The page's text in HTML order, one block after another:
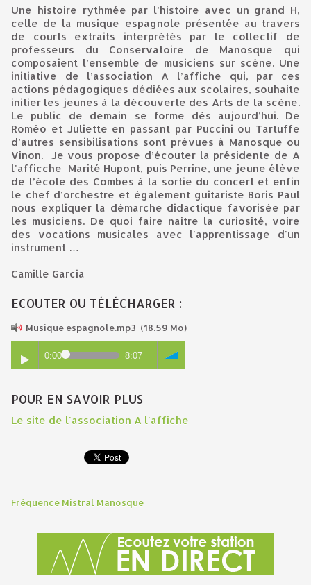
Une histoire rythmée par l’histoire avec un grand H,
celle de la musique espagnole présentée au travers
de courts extraits interprétés par le collectif de
professeurs du Conservatoire de Manosque qui
composaient l’ensemble de musiciens sur scène. Une
initiative de l’association A l’affiche qui, par ces
actions pédagogiques dédiées aux scolaires, souhaite
initier les jeunes à la découverte des Arts de la scène.
Le public de demain se forme dès aujourd’hui. De
Roméo et Juliette en passant par Puccini ou Tartuffe
d’autres sensibilisations sont prévues à Manosque ou
Vinon. Je vous propose d’écouter la présidente de A
l'afficche Marité Hupont, puis Perrine, une jeune élève
de l’école des Combes à la sortie du concert et enfin
le chef d’orchestre et également guitariste Boris Paul
nous expliquer la démarche didactique favorisée par
les musiciens. De quoi faire naitre la curiosité, voire
des vocations musicales avec l'apprentissage d'un
instrument …
Camille Garcia
ECOUTER OU TÉLÉCHARGER :
Musique espagnole.mp3 (18.59 Mo)
0:00 8:07
POUR EN SAVOIR PLUS
Le site de l'association A l'affiche
Fréquence Mistral Manosque